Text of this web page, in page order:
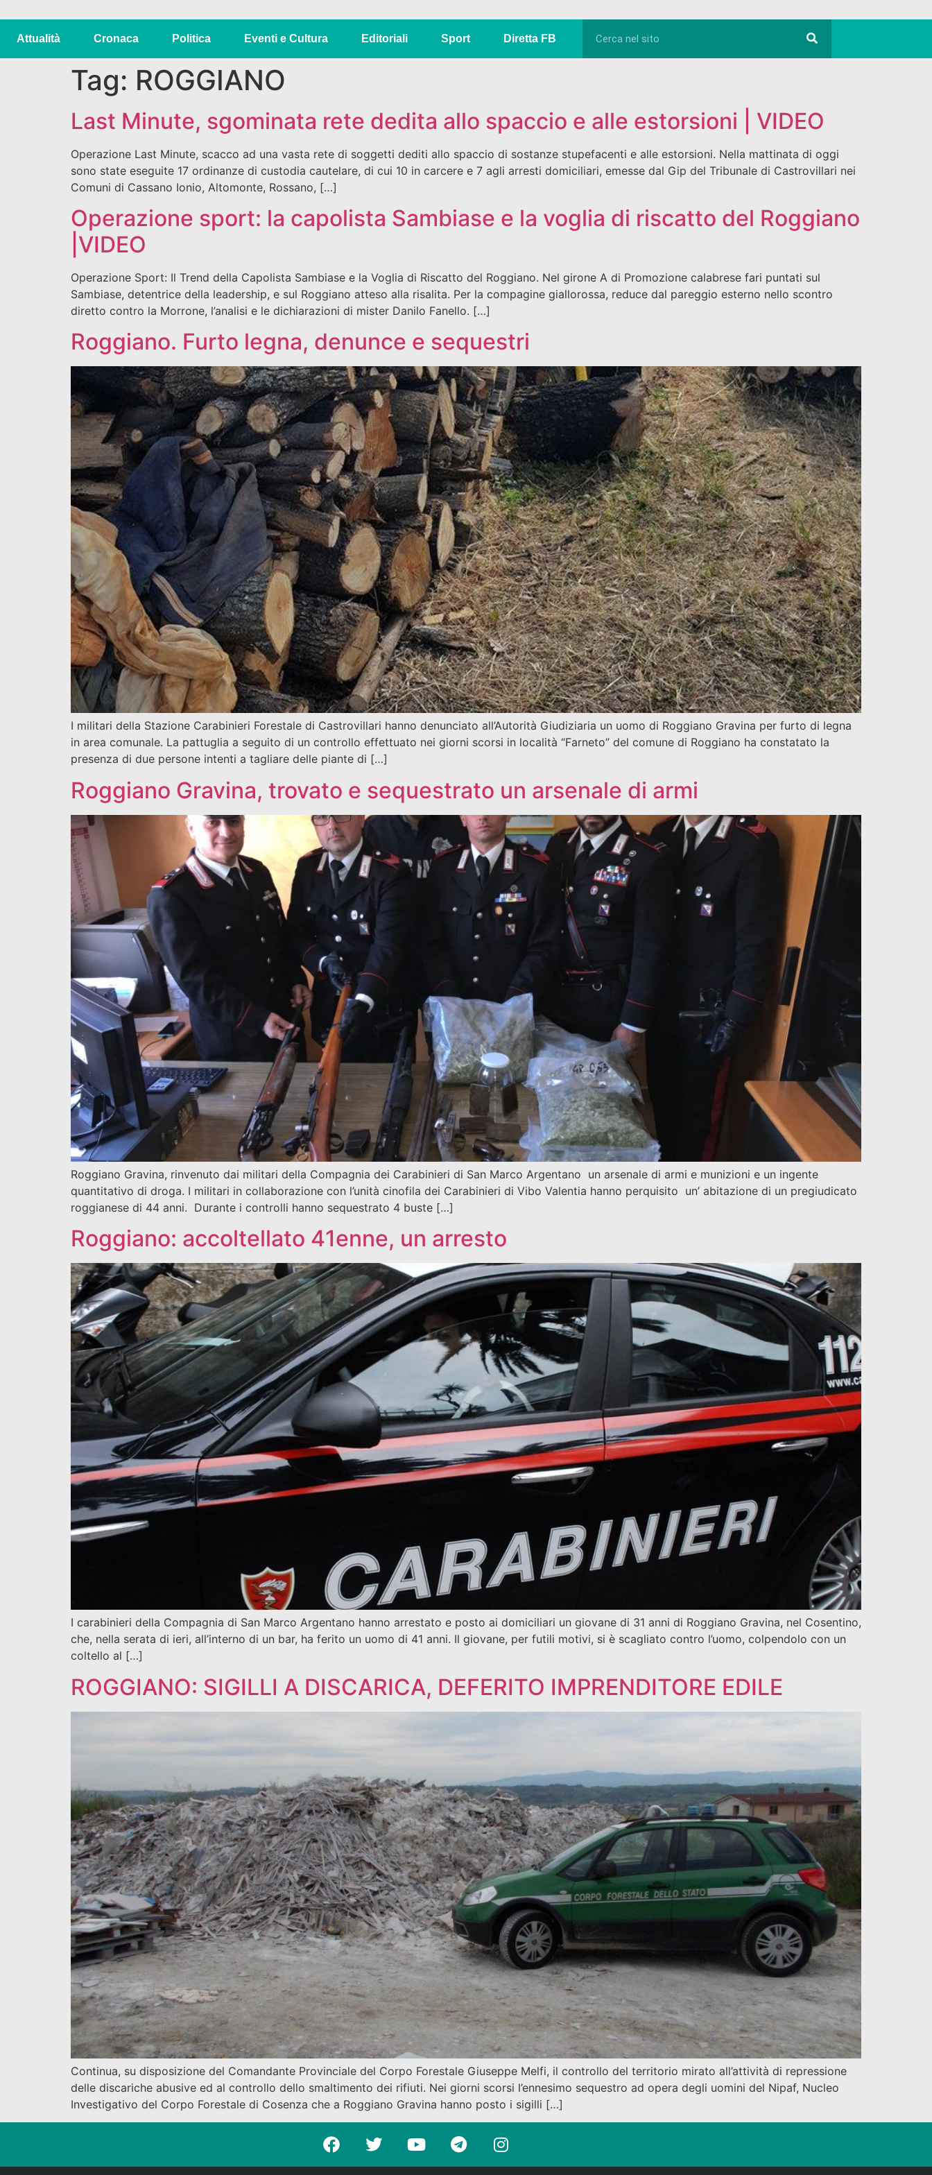
Attualità Cronaca Politica Eventi e Cultura Editoriali Sport Diretta FB
Tag: ROGGIANO
Last Minute, sgominata rete dedita allo spaccio e alle estorsioni | VIDEO
Operazione Last Minute, scacco ad una vasta rete di soggetti dediti allo spaccio di sostanze stupefacenti e alle estorsioni. Nella mattinata di oggi
sono state eseguite 17 ordinanze di custodia cautelare, di cui 10 in carcere e 7 agli arresti domiciliari, emesse dal Gip del Tribunale di Castrovillari nei
Comuni di Cassano Ionio, Altomonte, Rossano, […]
Operazione sport: la capolista Sambiase e la voglia di riscatto del Roggiano
|VIDEO
Operazione Sport: Il Trend della Capolista Sambiase e la Voglia di Riscatto del Roggiano. Nel girone A di Promozione calabrese fari puntati sul
Sambiase, detentrice della leadership, e sul Roggiano atteso alla risalita. Per la compagine giallorossa, reduce dal pareggio esterno nello scontro
diretto contro la Morrone, l’analisi e le dichiarazioni di mister Danilo Fanello. […]
Roggiano. Furto legna, denunce e sequestri
I militari della Stazione Carabinieri Forestale di Castrovillari hanno denunciato all’Autorità Giudiziaria un uomo di Roggiano Gravina per furto di legna
in area comunale. La pattuglia a seguito di un controllo effettuato nei giorni scorsi in località “Farneto” del comune di Roggiano ha constatato la
presenza di due persone intenti a tagliare delle piante di […]
Roggiano Gravina, trovato e sequestrato un arsenale di armi
Roggiano Gravina, rinvenuto dai militari della Compagnia dei Carabinieri di San Marco Argentano un arsenale di armi e munizioni e un ingente
quantitativo di droga. I militari in collaborazione con l’unità cinofila dei Carabinieri di Vibo Valentia hanno perquisito un’ abitazione di un pregiudicato
roggianese di 44 anni. Durante i controlli hanno sequestrato 4 buste […]
Roggiano: accoltellato 41enne, un arresto
I carabinieri della Compagnia di San Marco Argentano hanno arrestato e posto ai domiciliari un giovane di 31 anni di Roggiano Gravina, nel Cosentino,
che, nella serata di ieri, all’interno di un bar, ha ferito un uomo di 41 anni. Il giovane, per futili motivi, si è scagliato contro l’uomo, colpendolo con un
coltello al […]
ROGGIANO: SIGILLI A DISCARICA, DEFERITO IMPRENDITORE EDILE
Continua, su disposizione del Comandante Provinciale del Corpo Forestale Giuseppe Melfi, il controllo del territorio mirato all’attività di repressione
delle discariche abusive ed al controllo dello smaltimento dei rifiuti. Nei giorni scorsi l’ennesimo sequestro ad opera degli uomini del Nipaf, Nucleo
Investigativo del Corpo Forestale di Cosenza che a Roggiano Gravina hanno posto i sigilli […]